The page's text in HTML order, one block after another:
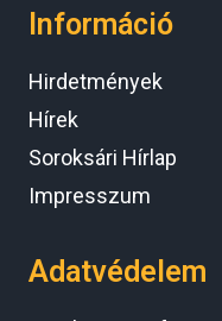
Információ
Hirdetmények
Hírek
Soroksári Hírlap
Impresszum
Adatvédelem